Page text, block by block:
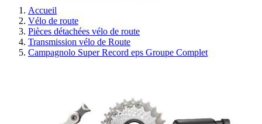
Accueil
Vélo de route
Pièces détachées vélo de route
Transmission vélo de Route
Campagnolo Super Record eps Groupe Complet